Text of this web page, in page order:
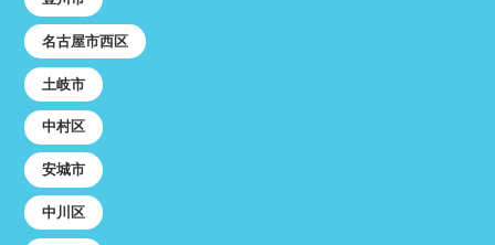
名古屋市西区
土岐市
中村区
安城市
中川区